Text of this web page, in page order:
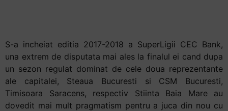
S-a incheiat editia 2017-2018 a SuperLigii CEC Bank,
una extrem de disputata mai ales la finalul ei cand dupa
un sezon regulat dominat de cele doua reprezentante
ale capitalei, Steaua Bucuresti si CSM Bucuresti,
Timisoara Saracens, respectiv Stiinta Baia Mare au
dovedit mai mult pragmatism pentru a juca din nou cu